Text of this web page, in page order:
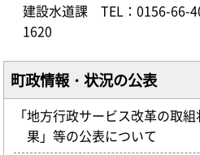
建設水道課
TEL：0156-66-
1620
町政情報・状況の公表
「地方行政サービス改革の取
果」等の公表について